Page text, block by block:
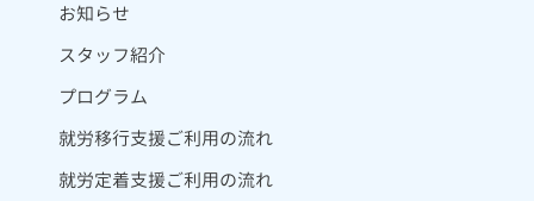
お知らせ
スタッフ紹介
プログラム
就労移行支援ご利用の流れ
就労定着支援ご利用の流れ